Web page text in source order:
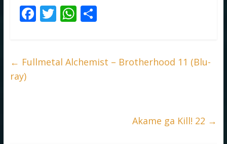
F
b
T
er
W
s
S
e
← Fullmetal Alchemist – Brotherhood 11 (Blu-
ray)
Akame ga Kill! 22 →